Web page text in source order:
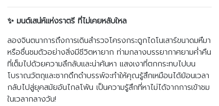
✨มนต์เสน่ห์แห่งราตรี ที่ไม่เคยหลับใหล
ลองจินตนาการถึงการเดินสำรวจโครงกระดูกไดโนเสาร์ขนาดมหึมา
หรือชื่นชมตัวอย่างสิ่งมีชีวิตหายาก ท่ามกลางบรรยากาศยามค่ำคืน
ที่เต็มไปด้วยความลึกลับและน่าค้นหา แสงเงาที่ตกกระทบไปบน
โบราณวัตถุและซากดึกดำบรรพ์จะทำให้คุณรู้สึกเหมือนได้ย้อนเวลา
กลับไปสู่ยุคสมัยอันไกลโพ้น เป็นความรู้สึกที่หาไม่ได้จากการเข้าชม
ในเวลากลางวัน!